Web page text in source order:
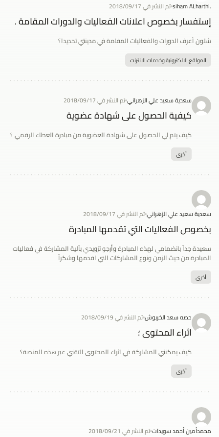
.siham ALharthi تم النشر في 2018/09/17
إستفسار بخصوص اعلانات الفعاليات والدورات المقامة .
شلون أعرف الدورات والفعاليات المقامة في مدينتي تحديدا؟
المواقع الالكترونية وخدمات الانترنت
سعدية سعيد علي الزهرانيتم النشر في 2018/09/17
كيفية الحصول على شهادة عضوية
كيف يتم لي الحصول على شهادة العضوية من مبادرة العطاء الرقمي ؟
أخرى
سعدية سعيد علي الزهرانيتم النشر في 2018/09/17
بخصوص الفعاليات التي تقدمها المبادرة
سعيدة جداً بانضمامي لهذه المبادرة وأرجو تزويدي بآلية المشاركة في فعاليات
المبادرة من حيث الزمن ونوع المشاركات التي اقدمها وشكراً
أخرى
حصه سعد الخربوشتم النشر في 2018/09/19
اثراء المحتوى ؛
كيف يمكنني المشاركة في اثراء المحتوى التقني عبر هذه المنصة؟
أخرى
محمدأمين أحمد سويداتتم النشر في 2018/09/21